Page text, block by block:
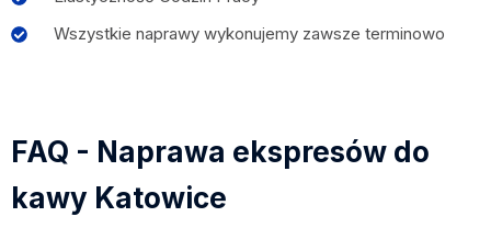
Wszystkie naprawy wykonujemy zawsze terminowo
FAQ - Naprawa ekspresów do
kawy Katowice